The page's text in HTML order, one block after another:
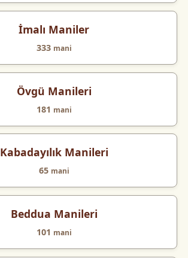
İmalı Maniler
333 mani
Övgü Manileri
181 mani
Kabadayılık Manileri
65 mani
Beddua Manileri
101 mani